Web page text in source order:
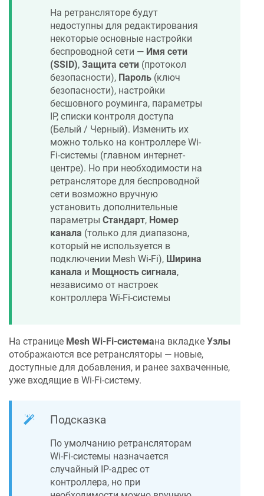
На ретрансляторе будут
недоступны для редактирования
некоторые основные настройки
беспроводной сети — Имя сети
(SSID), Защита сети (протокол
безопасности), Пароль (ключ
безопасности), настройки
бесшовного роуминга, параметры
IP, списки контроля доступа
(Белый / Черный). Изменить их
можно только на контроллере Wi-
Fi-системы (главном интернет-
центре). Но при необходимости на
ретрансляторе для беспроводной
сети возможно вручную
установить дополнительные
параметры Стандарт, Номер
канала (только для диапазона,
который не используется в
подключении Mesh Wi-Fi), Ширина
канала и Мощность сигнала,
независимо от настроек
контроллера Wi-Fi-системы
На странице Mesh Wi-Fi-системана вкладке Узлы
отображаются все ретрансляторы — новые,
доступные для добавления, и ранее захваченные,
уже входящие в Wi-Fi-систему.
Подсказка
По умолчанию ретрансляторам
Wi-Fi-системы назначается
случайный IP-адрес от
контроллера, но при